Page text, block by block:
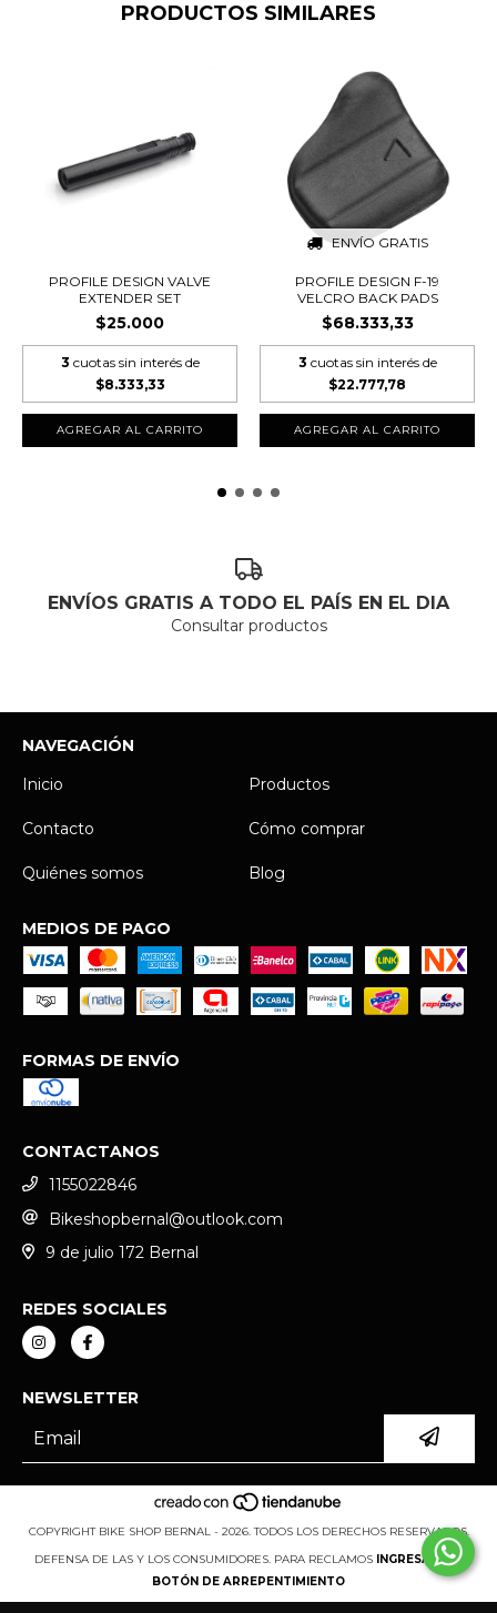
PRODUCTOS SIMILARES
PROFILE DESIGN VALVE
EXTENDER SET
$25.000
3 cuotas sin interés de
$8.333,33
AGREGAR AL CARRITO
ENVÍO GRATIS
PROFILE DESIGN F-19
VELCRO BACK PADS
$68.333,33
3 cuotas sin interés de
$22.777,78
ENVÍOS GRATIS A TODO EL PAÍS EN EL DIA
Consultar productos
NAVEGACIÓN
Inicio
Productos
Contacto Cómo comprar
Quiénes somos Blog
MEDIOS DE PAGO
FORMAS DE ENVÍO
CONTACTANOS
1155022846
Bikeshopbernal@outlook.com
9 de julio 172 Bernal
REDES SOCIALES
NEWSLETTER
COPYRIGHT BIKE SHOP BERNAL - 2026. TODOS LOS DERECHOS RESERVADOS.
DEFENSA DE LAS Y LOS CONSUMIDORES. PARA RECLAMOS INGRESÁ ACÁ.
BOTÓN DE ARREPENTIMIENTO